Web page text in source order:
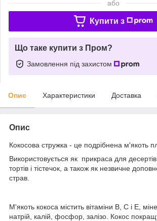
або
Купити з
Що таке купити з Пром?
Замовлення під захистом
Опис Характеристики Доставка
Опис
Кокосова стружка - це подрібнена м'якоть
Використовується як прикраса для
тортів і тістечок, а також як незвичне
М'якоть кокоса містить вітаміни В, С і Е,
натрій, калій, фосфор, залізо. Кокос